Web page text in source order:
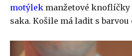
motýlek manžetové
saka. Košile má ladit s